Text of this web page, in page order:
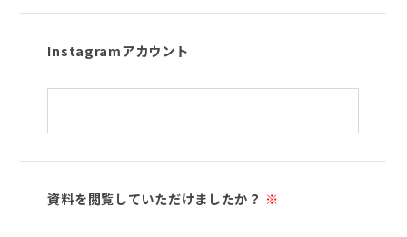
Instagramアカウント
資料を閲覧していただけましたか？ ※